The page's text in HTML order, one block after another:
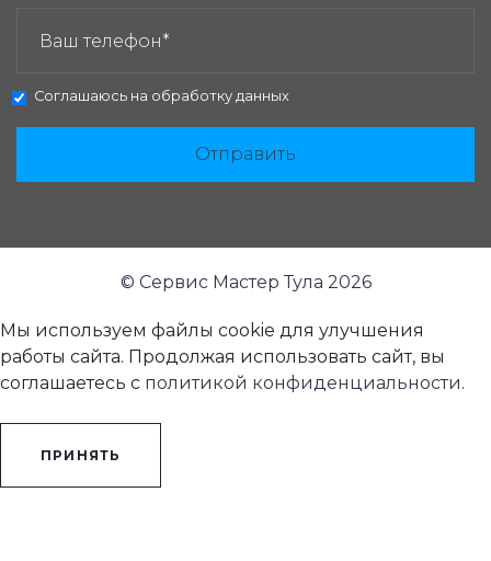
Соглашаюсь на обработку данных
Отправить
© Сервис Мастер Тула 2026
Мы используем файлы cookie для улучшения
работы сайта. Продолжая использовать сайт, вы
соглашаетесь с политикой конфиденциальности.
ПРИНЯТЬ